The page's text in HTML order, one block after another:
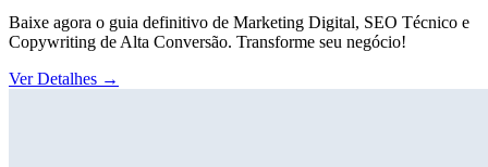
Baixe agora o guia definitivo de Marketing Digital, SEO Técnico e
Copywriting de Alta Conversão. Transforme seu negócio!
Ver Detalhes →